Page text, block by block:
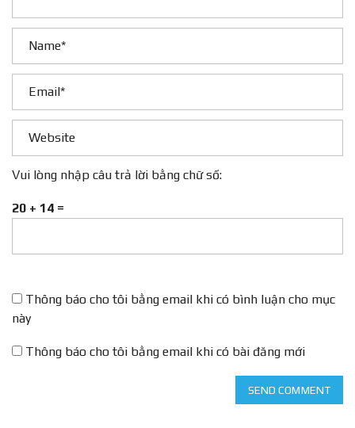
Vui lòng nhập câu trả lời bằng chữ số:
20 + 14 =
Thông báo cho tôi bằng email khi có bình luận cho mục
này
Thông báo cho tôi bằng email khi có bài đăng mới
SEND COMMENT